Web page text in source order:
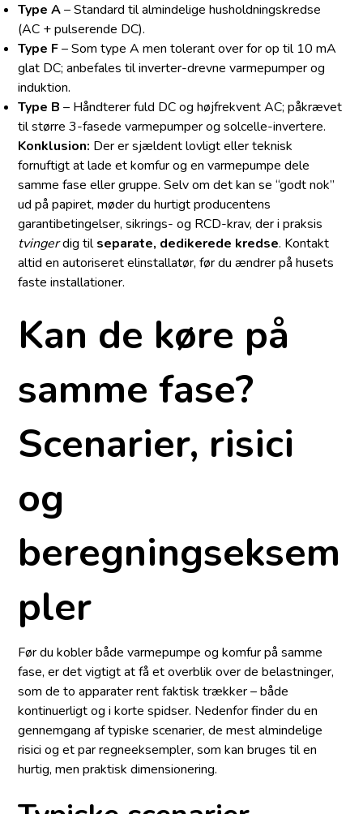
Type A– Standard til almindelige husholdningskredse
(AC + pulserende DC).
Type F– Som type A men tolerant over for op til 10 mA
glat DC; anbefales til inverter-drevne varmepumper og
induktion.
Type B – Håndterer fuld DC og højfrekvent AC; påkrævet
til større 3-fasede varmepumper og solcelle-invertere.
Konklusion: Der er sjældent lovligt eller teknisk
fornuftigt at lade et komfur og en varmepumpe dele
samme fase eller gruppe. Selv om det kan se “godt nok”
ud på papiret, møder du hurtigt producentens
garantibetingelser, sikrings- og RCD-krav, der i praksis
tvingerdig tilseparate, dedikerede kredse. Kontakt
altid en autoriseret elinstallatør, før du ændrer på husets
faste installationer.
Kan de køre på
samme fase?
Scenarier, risici
og
beregningseksem
pler
Før du kobler både varmepumpe og komfur på samme
fase, er det vigtigt at få et overblik over de belastninger,
som de to apparater rent faktisk trækker – både
kontinuerligt og i korte spidser. Nedenfor finder du en
gennemgang af typiske scenarier, de mest almindelige
risici og et par regneeksempler, som kan bruges til en
hurtig, men praktisk dimensionering.